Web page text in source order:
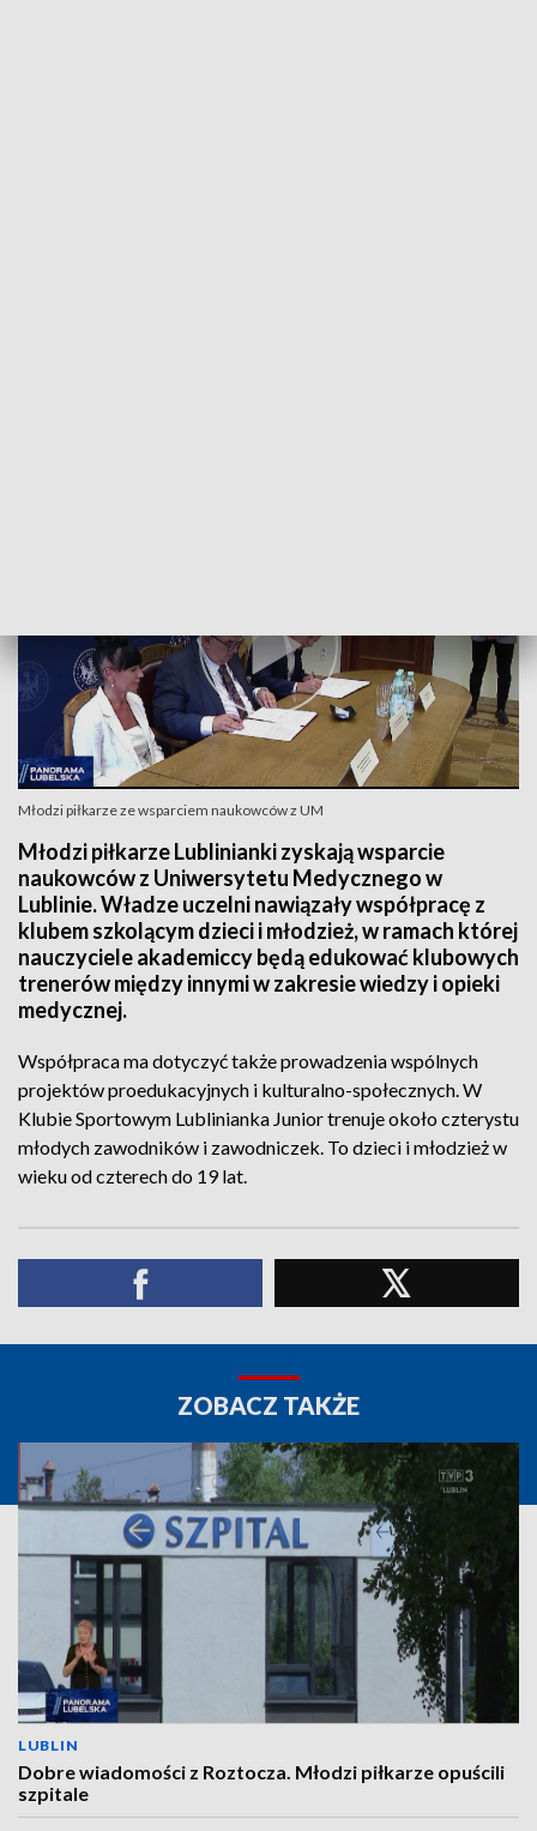
Młodzi piłkarze ze wsparciem naukowców z UM
Młodzi piłkarze Lublinianki zyskają wsparcie
naukowców z Uniwersytetu Medycznego w
Lublinie. Władze uczelni nawiązały współpracę z
klubem szkolącym dzieci i młodzież, w ramach której
nauczyciele akademiccy będą edukować klubowych
trenerów między innymi w zakresie wiedzy i opieki
medycznej.
Współpraca ma dotyczyć także prowadzenia wspólnych
projektów proedukacyjnych i kulturalno-społecznych. W
Klubie Sportowym Lublinianka Junior trenuje około czterystu
młodych zawodników i zawodniczek. To dzieci i młodzież w
wieku od czterech do 19 lat.
ZOBACZ TAKŻE
LUBLIN
Dobre wiadomości z Roztocza. Młodzi piłkarze opuścili
szpitale